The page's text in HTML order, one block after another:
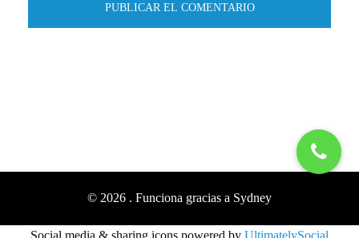
© 2026 . Funciona gracias a Sydney
Social media & sharing icons powered by UltimatelySocial